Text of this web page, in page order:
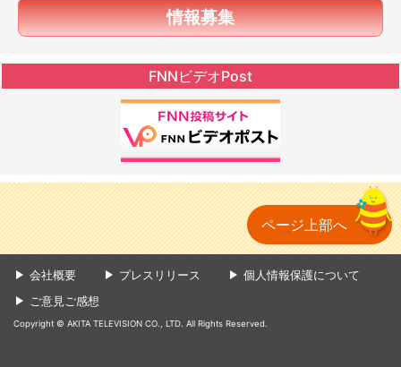
情報募集
FNNビデオPost
ページ上部へ
会社概要 プレスリリース
個人情報保護について
ご意見ご感想
Copyright © AKITA TELEVISION CO., LTD. All Rights Reserved.